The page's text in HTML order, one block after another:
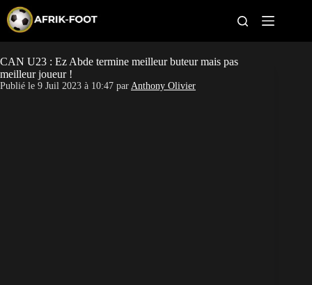
p
o
c
o
CAN féminine
CAN U23 : Ez Abde termine meilleur buteur mais pas
meilleur joueur !
Publié le 9 Juil 2023 à 10:47 par Anthony Olivier